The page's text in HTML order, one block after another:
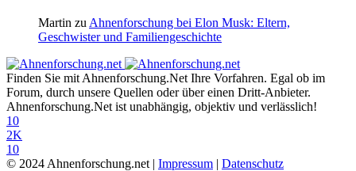
Martin zu Ahnenforschung bei Elon Musk: Eltern,
Geschwister und Familiengeschichte
Finden Sie mit Ahnenforschung.Net Ihre Vorfahren. Egal ob im
Forum, durch unsere Quellen oder über einen Dritt-Anbieter.
Ahnenforschung.Net ist unabhängig, objektiv und verlässlich!
10
2K
10
© 2024 Ahnenforschung.net | Impressum | Datenschutz